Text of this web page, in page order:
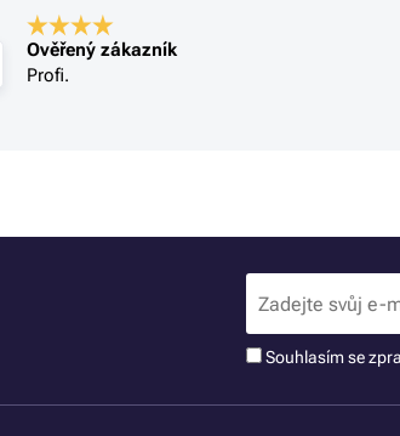
Ověřený zákazník
Profi.
Souhlasím se